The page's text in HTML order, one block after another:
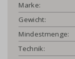
Marke:
Gewicht:
Mindestmenge:
Technik: